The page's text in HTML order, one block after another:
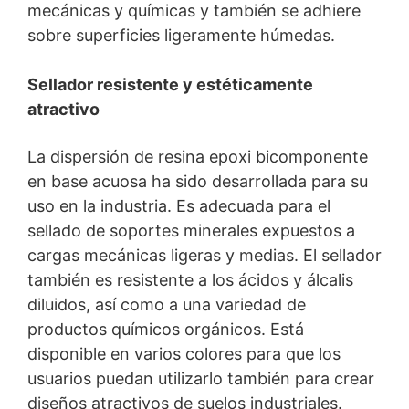
mecánicas y químicas y también se adhiere
sobre superficies ligeramente húmedas.
Sellador resistente y estéticamente
atractivo
La dispersión de resina epoxi bicomponente
en base acuosa ha sido desarrollada para su
uso en la industria. Es adecuada para el
sellado de soportes minerales expuestos a
cargas mecánicas ligeras y medias. El sellador
también es resistente a los ácidos y álcalis
diluidos, así como a una variedad de
productos químicos orgánicos. Está
disponible en varios colores para que los
usuarios puedan utilizarlo también para crear
diseños atractivos de suelos industriales.
You Tube
operado por Google. El operador de las páginas es
YouTube LLC, 901 Cherry Ave., San Bruno, CA 94066,
USA. Si visita una de nuestras páginas con un plugin de
de YouTube. Aquí se informa al servidor de YouTube
sobre cuál de nuestras páginas ha visitado. Si estás
conectado a tu cuenta de YouTube, YouTube te permite
asociar tu comportamiento de navegación directamente
con tu perfil personal. Puedes evitarlo cerrando la
sesión de tu cuenta de YouTube. YouTube se utiliza para
ayudar a que nuestro sitio web sea atractivo. Esto
constituye un interés justificado de acuerdo con el Art.
6 Párrafo 1 (f) de la RPI. Para más información sobre el
tratamiento de los datos de los usuarios, consulte la
declaración de protección de datos de YouTube en
https://www.google.de/intl/de/policies/privacy.